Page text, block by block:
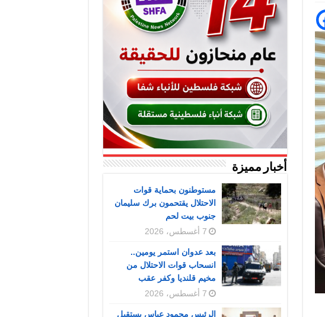
أخبار مميزة
مستوطنون بحماية قوات
الاحتلال يقتحمون برك سليمان
جنوب بيت لحم
7 أغسطس، 2026
بعد عدوان استمر يومين..
انسحاب قوات الاحتلال من
مخيم قلنديا وكفر عقب
7 أغسطس، 2026
الرئيس محمود عباس يستقبل